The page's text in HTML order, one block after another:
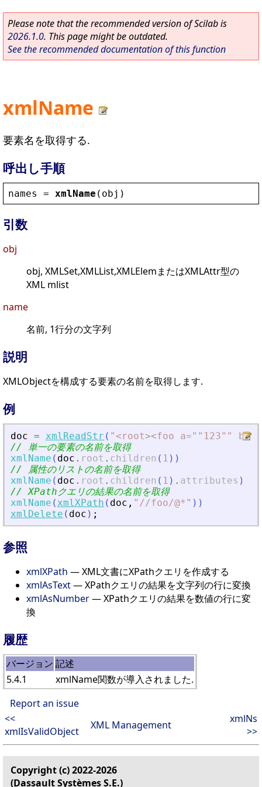
Please note that the recommended version of Scilab is
2026.1.0. This page might be outdated.
See the recommended documentation of this function
xmlName
要素名を取得する.
呼出し手順
names = xmlName ( obj )
引数
obj
obj, XMLSet,XMLList,XMLElemまたはXMLAttr型の
XML mlist
name
名前, 1行分の文字列
説明
XMLObjectを構成する要素の名前を取得します.
例
doc = xmlReadStr ( "< root><foo a=""123""
// 単一の要素の名前を取得
xmlName ( doc . root . children ( 1 ) )
// 属性のリストの名前を取得
xmlName ( doc . root . children ( 1 ) . attributes )
// XPathクエリの結果の名前を取得
xmlName ( xmlXPath ( doc , " //foo/@* " ) )
xmlDelete ( doc ) ;
参照
xmlXPath — XML文書にXPathクエリを作成する
xmlAsText— XPathクエリの結果を文字列の行に変換
xmlAsNumber— XPathクエリの結果を数値の行に変
換
履歴
バージョン 記述
5.4.1
xmlName関数が導入されました.
Report an issue
<<
xmlIsValidObject
XML Management
xmlNs
>>
Copyright (c) 2022-2026
(Dassault Systèmes S.E.)